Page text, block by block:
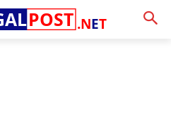
.NET
POST